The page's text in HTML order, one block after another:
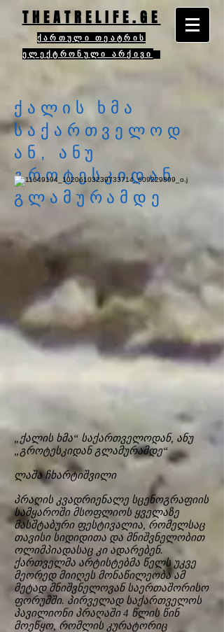
THEATRELIFE.GE
ქართული თეატრის
ელექტრონული არქივი
ქალის ხმა
საქართველოდ
ან, ანუ
გროტესკიდან
გლამურამდე
„ქალის ხმა“ საქართველოდან, ანუ
„გროტესკიდან გლამურამდე“
ლაშა ჩხარტიშვილი
პრაღის კვადრიენალე სცენოგრაფიის
სამყაროში მსოფლიოს ყველაზე
მასშტაბური ფესტივალია, რომელსაც
თავისი სიდიდითა და მნიშვნელობით
ოლიმპიადასაც კი ადარებენ.
ქართველმა არტისტებმა წელს უკვე
მეორედ მიიღეს მონაწილეობა ამ
მეტად მნიშვნელოვან საერთაშორისო
ფორუმში. პირველად საქართველოს
პავილიონი პრაღაში 4 წლის წინ
მოეწყო, რომლის კურატორიც